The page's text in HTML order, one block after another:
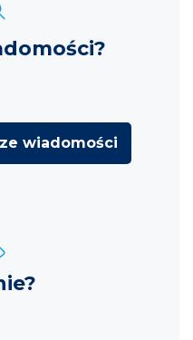
wiadomości